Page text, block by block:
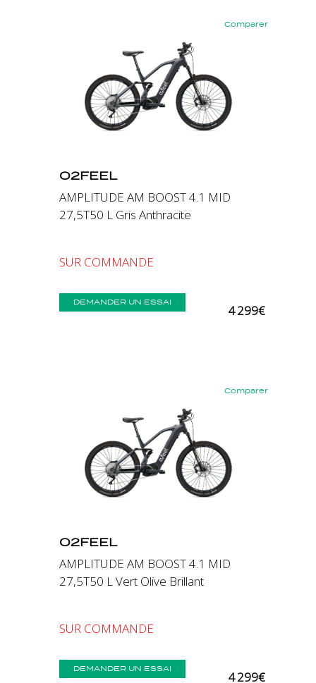
Comparer
Précédent
O2FEEL
AMPLITUDE AM BOOST 4.1 MID
27,5T50 L Gris Anthracite
SUR COMMANDE
DEMANDER UN ESSAI
4 299€
Comparer
Précédent
O2FEEL
AMPLITUDE AM BOOST 4.1 MID
27,5T50 L Vert Olive Brillant
SUR COMMANDE
DEMANDER UN ESSAI
4 299€